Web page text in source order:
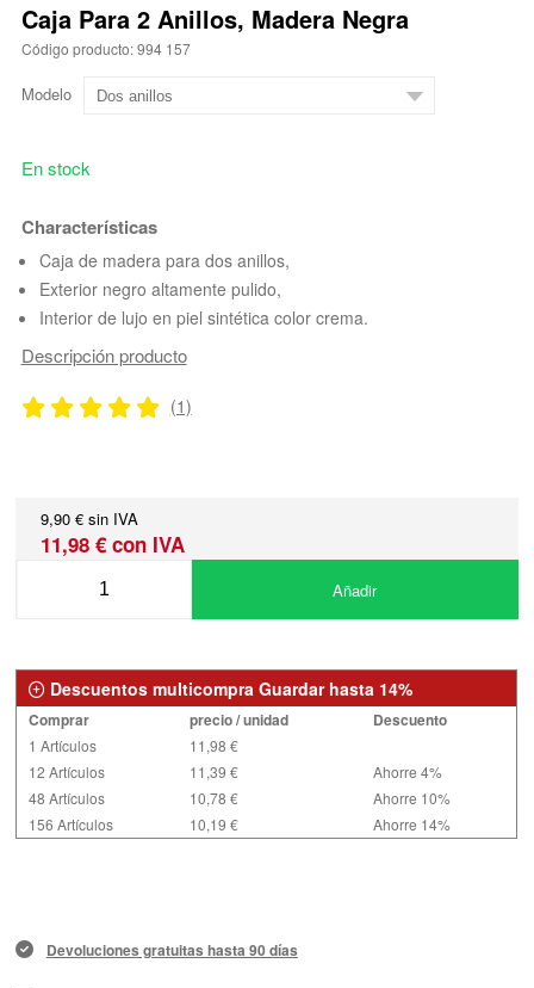
Caja Para 2 Anillos, Madera Negra
Código producto: 994 157
Modelo
En stock
Characterísticas
Caja de madera para dos anillos,
Exterior negro altamente pulido,
Interior de lujo en piel sintética color crema.
Descripción producto
(1)
9,90 € sin IVA
11,98 € con IVA
Añadir
Descuentos multicompra Guardar hasta 14%
Comprar precio / unidad Descuento
1 Artículos
11,98 €
12 Artículos
11,39 €
Ahorre 4%
48 Artículos
10,78 €
Ahorre 10%
156 Artículos
10,19 € Ahorre 14%
Devoluciones gratuitas hasta 90 días